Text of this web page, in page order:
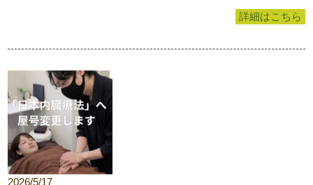
詳細はこちら
2026/5/17